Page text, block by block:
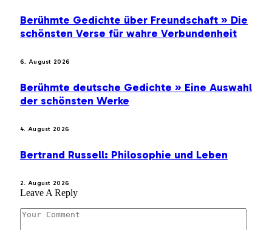
Berühmte Gedichte über Freundschaft » Die
schönsten Verse für wahre Verbundenheit
6. August 2026
Berühmte deutsche Gedichte » Eine Auswahl
der schönsten Werke
4. August 2026
Bertrand Russell: Philosophie und Leben
2. August 2026
Leave A Reply